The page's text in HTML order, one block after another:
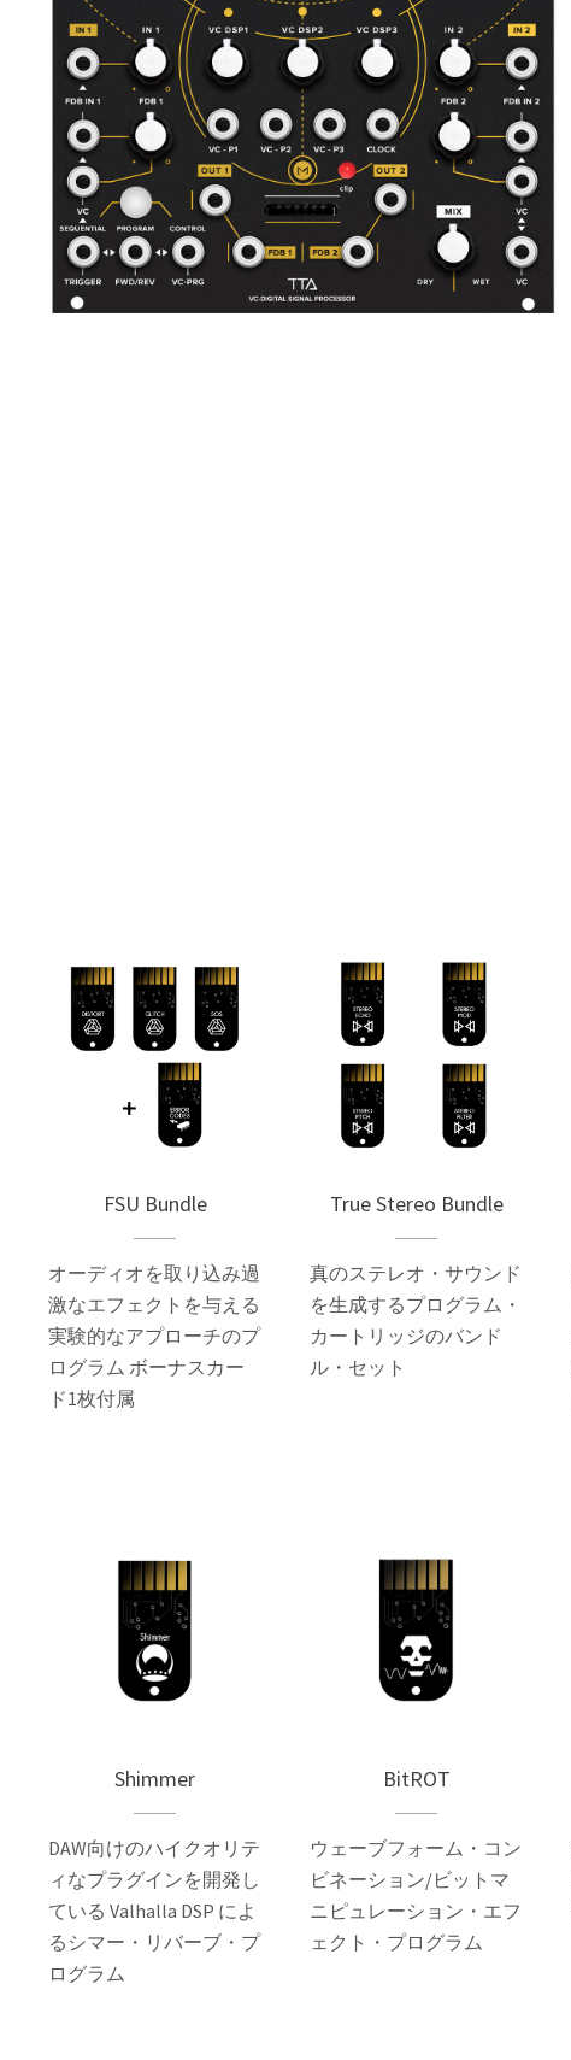
FSU Bundle
オーディオを取り込み過
激なエフェクトを与える
実験的なアプローチのプ
ログラム ボーナスカー
ド1枚付属
True Stereo Bundle
真のステレオ・サウンド
を生成するプログラム・
カートリッジのバンド
ル・セット
Shimmer
DAW向けのハイクオリテ
ィなプラグインを開発し
ている Valhalla DSP によ
るシマー・リバーブ・プ
ログラム
BitROT
ウェーブフォーム・コン
ビネーション/ビットマ
ニピュレーション・エフ
ェクト・プログラム